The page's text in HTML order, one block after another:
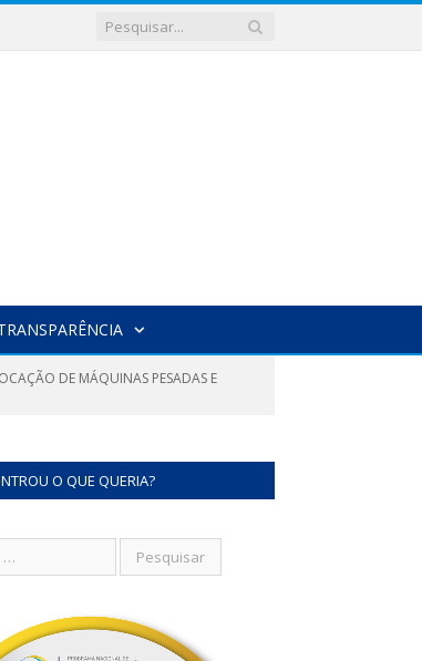
DE MÁQUINAS PESADAS E
O QUE QUERIA?